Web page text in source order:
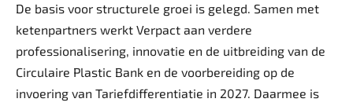
De basis voor structurele groei is gelegd. Samen met
ketenpartners werkt Verpact aan verdere
professionalisering, innovatie en de uitbreiding van de
Circulaire Plastic Bank en de voorbereiding op de
invoering van Tariefdifferentiatie in 2027. Daarmee is